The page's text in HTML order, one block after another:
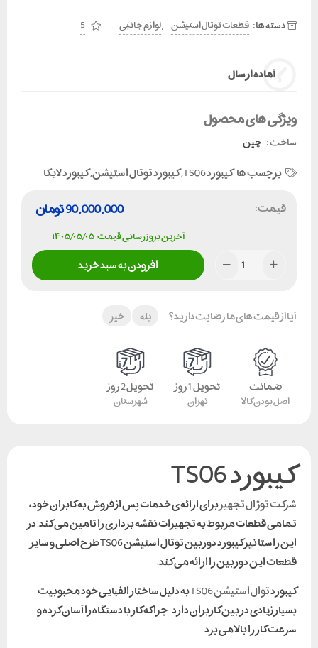
دسته ها: قطعات توتال استیشن ,لوازم جانبی 5
آماده ارسال
ویژگی های محصول
ساخت : چین
برچسب ها:کیبورد TS06 ,کیبورد توتال استیشن,کیبورد لایکا
قیمت:
تومان90,000,000
آخرین بروزرسانی قیمت: ۱۴۰۵/۰۵/۰۵
افزودن به سبد خرید
آیا از قیمت های ما رضایت دارید؟ بله خیر
ضمانت
اصل بودن کالا
تحویل 1 روز
تهران
تحویل 2 روز
شهرستان
کیبورد TS06
شرکت توژال تجهیزبرای ارائه ی خدمات پس از فروش به کابران خود،
تمامی قطعات مربوط به تجهیزات نقشه برداری را تامین می کند.در
این راستا نیز کیبورد دوربین توتال استیشن TS06 طرح اصلی و سایر
قطعات این دوربین را ارائه می کند.
کیبوردتوال استیشن TS06
به دلیل ساختار الفبایی خود محبوبیت
بسیار زیادی در بین کاربران دارد. چراکه کار با دستگاه را آسان کرده و
سرعت کار را بالا می برد.